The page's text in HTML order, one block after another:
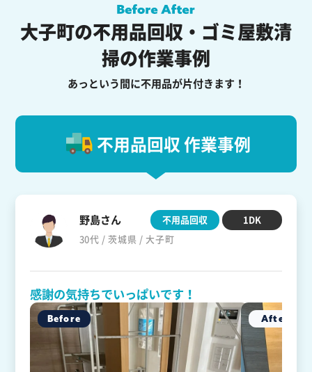
大子町の不用品回収・ゴミ屋敷清
掃の作業事例
あっという間に不用品が片付きます！
不用品回収 作業事例
野島さん
30代 / 茨城県 / 大子町
不用品回収 1DK
感謝の気持ちでいっぱいです！